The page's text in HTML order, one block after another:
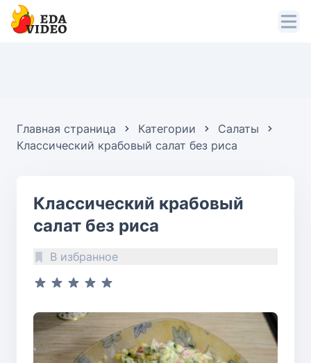
Главная страница Категории
Салаты
Классический крабовый салат без риса
Классический крабовый
салат без риса
В избранное